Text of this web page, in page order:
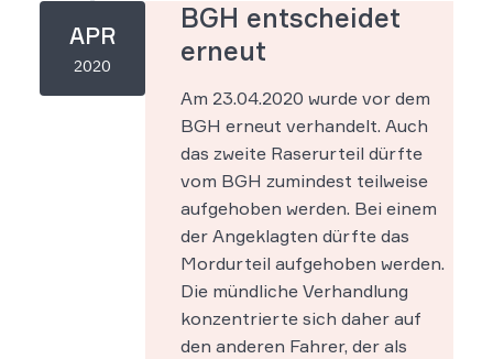
APR
2020
BGH entscheidet
erneut
Am 23.04.2020 wurde vor dem
BGH erneut verhandelt. Auch
das zweite Raserurteil dürfte
vom BGH zumindest teilweise
aufgehoben werden. Bei einem
der Angeklagten dürfte das
Mordurteil aufgehoben werden.
Die mündliche Verhandlung
konzentrierte sich daher auf
den anderen Fahrer, der als